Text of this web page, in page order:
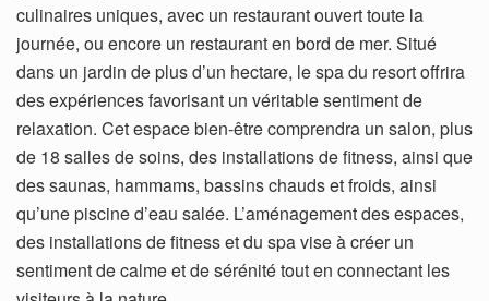
culinaires uniques, avec un restaurant ouvert toute la
journée, ou encore un restaurant en bord de mer. Situé
dans un jardin de plus d’un hectare, le spa du resort offrira
des expériences favorisant un véritable sentiment de
relaxation. Cet espace bien-être comprendra un salon, plus
de 18 salles de soins, des installations de fitness, ainsi que
des saunas, hammams, bassins chauds et froids, ainsi
qu’une piscine d’eau salée. L’aménagement des espaces,
des installations de fitness et du spa vise à créer un
sentiment de calme et de sérénité tout en connectant les